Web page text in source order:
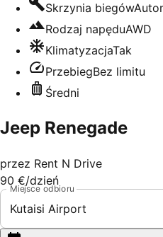
Skrzynia biegów
Rodzaj napęduAWD
KlimatyzacjaTak
PrzebiegBez limitu
Średni
Jeep Renegade
przez Rent N Drive
90 €/dzień
Miejsce odbioru
Kutaisi Airport